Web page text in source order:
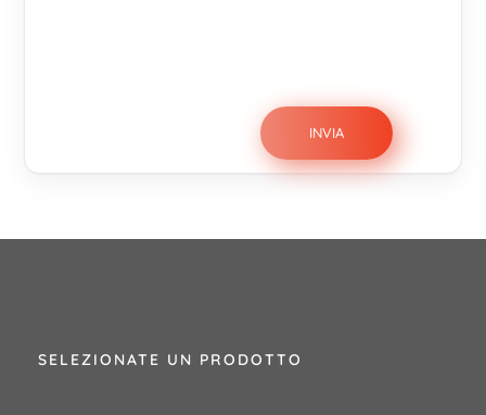
SELEZIONATE UN PRODOTTO